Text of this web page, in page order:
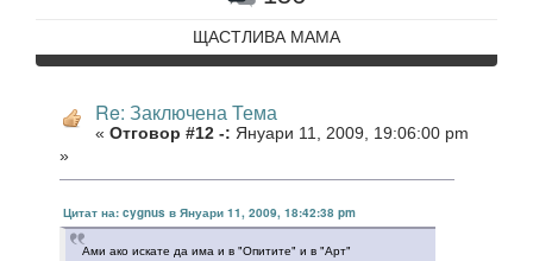
ЩАСТЛИВА МАМА
Re: Заключена Тема
« Отговор #12 -: Януари 11, 2009, 19:06:00 pm
»
Цитат на: cygnus в Януари 11, 2009, 18:42:38 pm
Ами ако искате да има и в "Опитите" и в "Арт"